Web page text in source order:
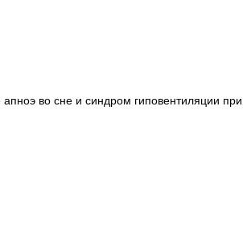
во сне и синдром гиповентиляции при